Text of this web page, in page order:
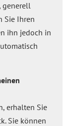
generell
Sie Ihren
ihn jedoch in
erhalten Sie
Sie können